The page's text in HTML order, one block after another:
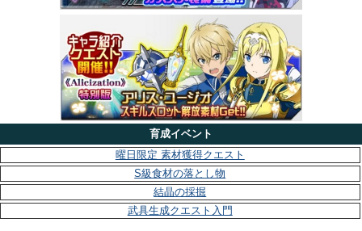
育成イベント
曜日限定 素材獲得クエスト
S級食材の落とし物
結晶の採掘
武具生成クエスト入門